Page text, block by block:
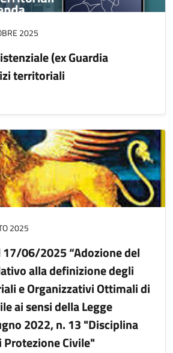
2025
(ex Guardia
territoriali
2025
17/06/2025 “Adozione del
alla definizione degli
e Organizzativi Ottimali di
ai sensi della Legge
2022, n. 13 "Disciplina
Civile"